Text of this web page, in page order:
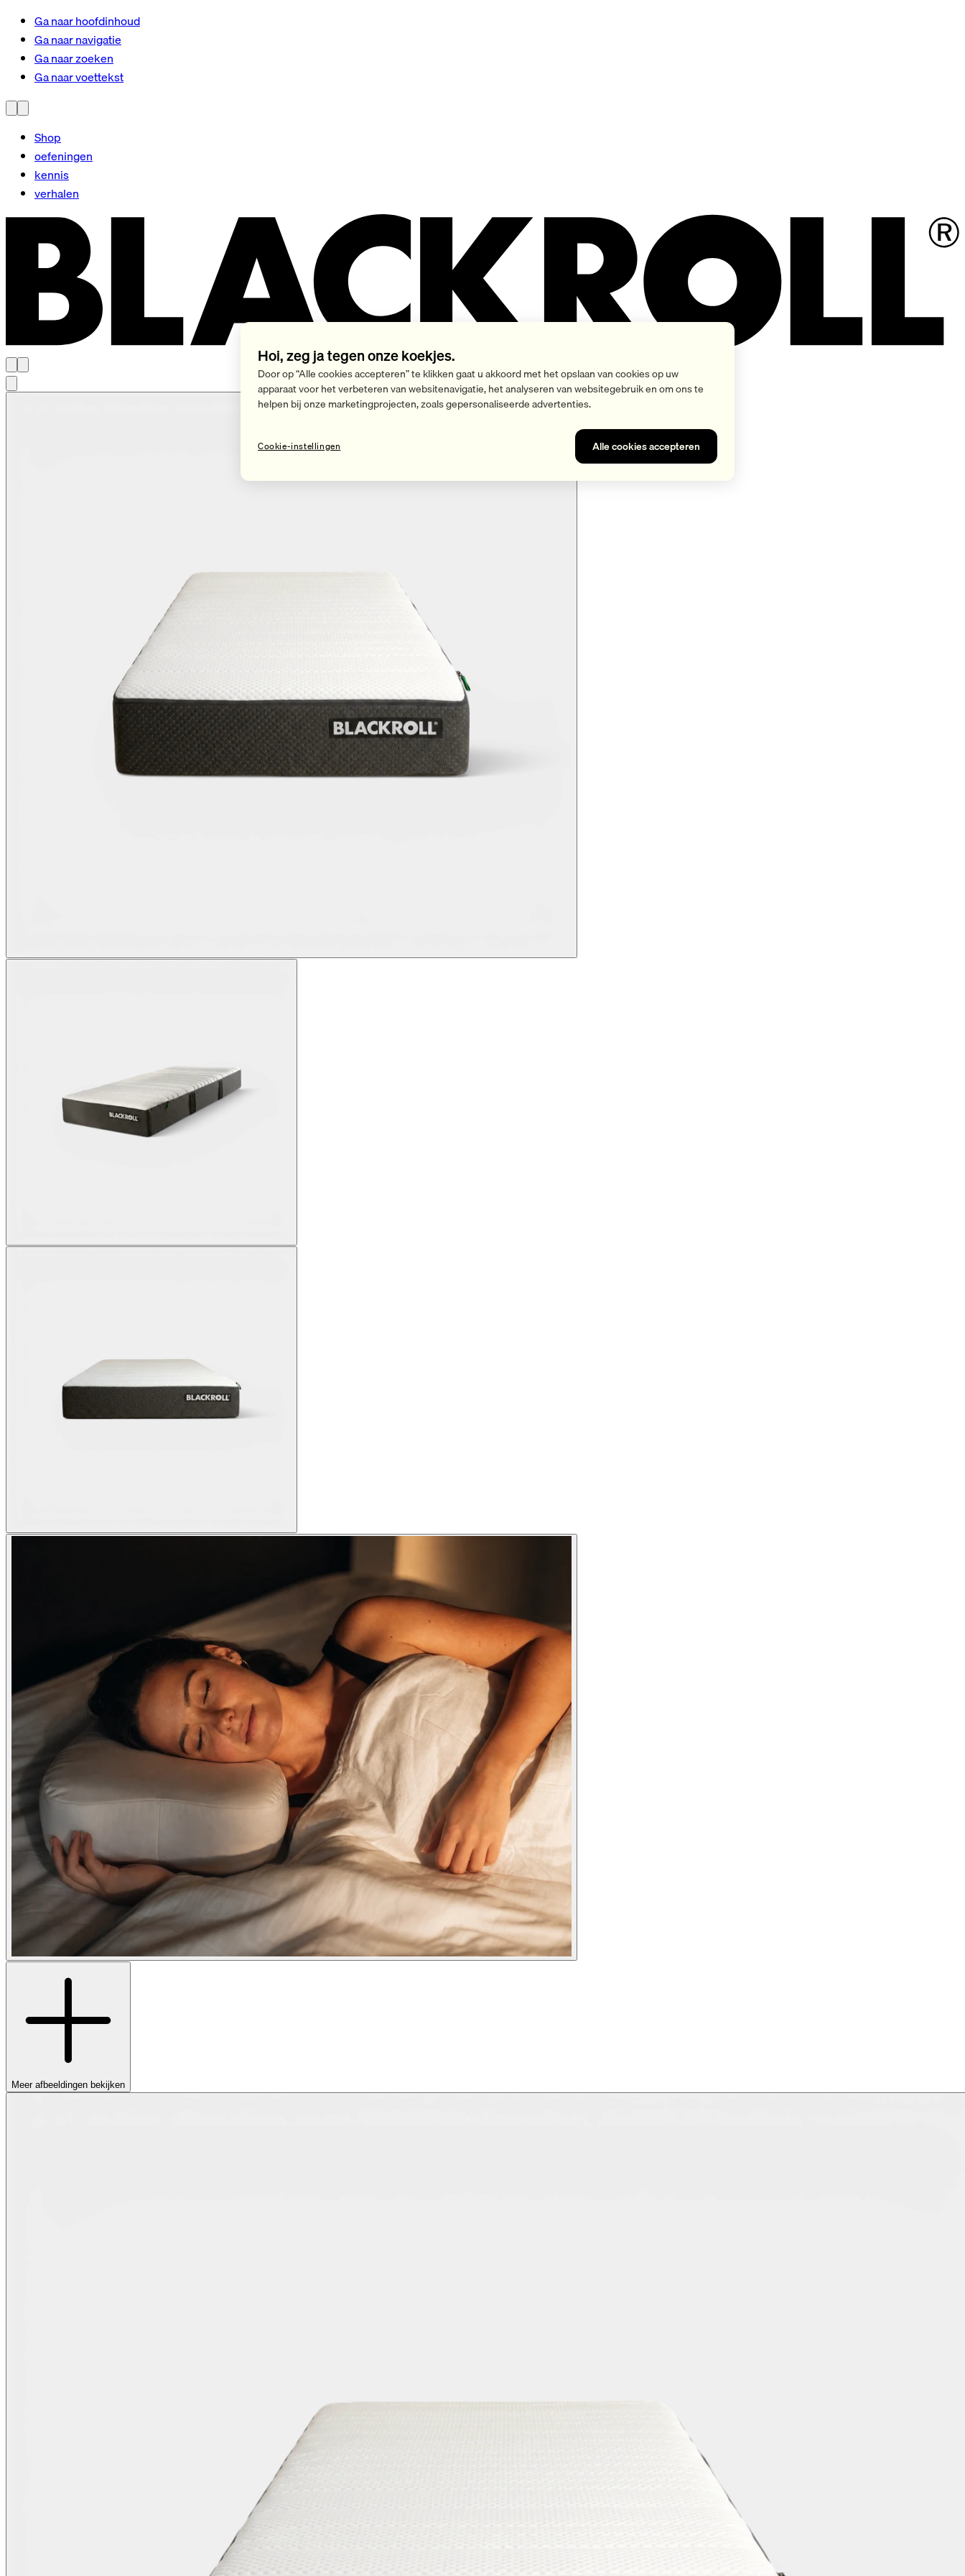
Ga naar hoofdinhoud
Ga naar navigatie
Ga naar zoeken
Ga naar voettekst
Shop
oefeningen
kennis
verhalen
Meer afbeeldingen bekijken
Hoi, zeg ja tegen onze koekjes.
Door op “Alle cookies accepteren” te klikken gaat u akkoord met het opslaan van cookies op uw
apparaat voor het verbeteren van websitenavigatie, het analyseren van websitegebruik en om ons te
helpen bij onze marketingprojecten, zoals gepersonaliseerde advertenties.
Alle cookies accepteren
Cookie-instellingen